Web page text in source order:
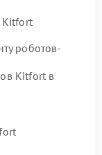
Kitfort
роботов-
Kitfort в